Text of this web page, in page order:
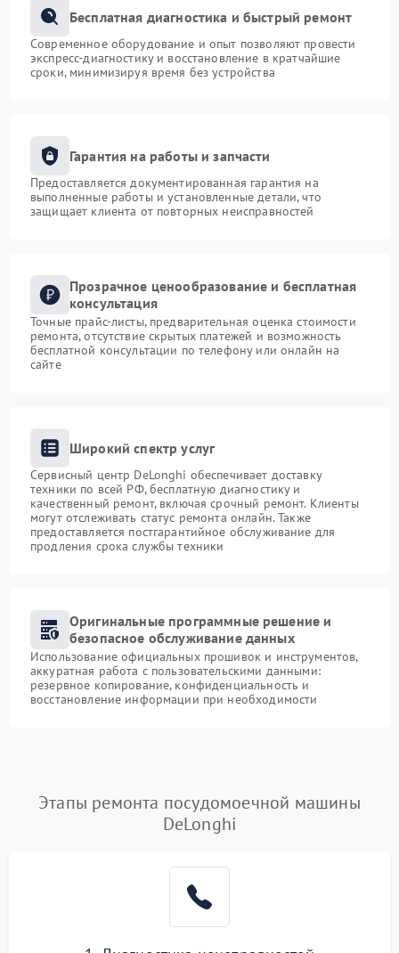
Бесплатная диагностика и быстрый ремонт
Современное оборудование и опыт позволяют провести
экспресс-диагностику и восстановление в кратчайшие
сроки, минимизируя время без устройства
Гарантия на работы и запчасти
Предоставляется документированная гарантия на
выполненные работы и установленные детали, что
защищает клиента от повторных неисправностей
Прозрачное ценообразование и бесплатная
консультация
Точные прайс-листы, предварительная оценка стоимости
ремонта, отсутствие скрытых платежей и возможность
бесплатной консультации по телефону или онлайн на
сайте
Широкий спектр услуг
Сервисный центр DeLonghi обеспечивает доставку
техники по всей РФ, бесплатную диагностику и
качественный ремонт, включая срочный ремонт. Клиенты
могут отслеживать статус ремонта онлайн. Также
предоставляется постгарантийное обслуживание для
продления срока службы техники
Оригинальные программные решение и
безопасное обслуживание данных
Использование официальных прошивок и инструментов,
аккуратная работа с пользовательскими данными:
резервное копирование, конфиденциальность и
восстановление информации при необходимости
Этапы ремонта посудомоечной машины
DeLonghi